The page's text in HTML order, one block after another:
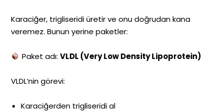
Karaciğer, trigliseridi üretir ve onu doğrudan kana
veremez. Bunun yerine paketler:
Paket adı: VLDL (Very Low Density Lipoprotein)
VLDL’nin görevi:
Karaciğerden trigliseridi al